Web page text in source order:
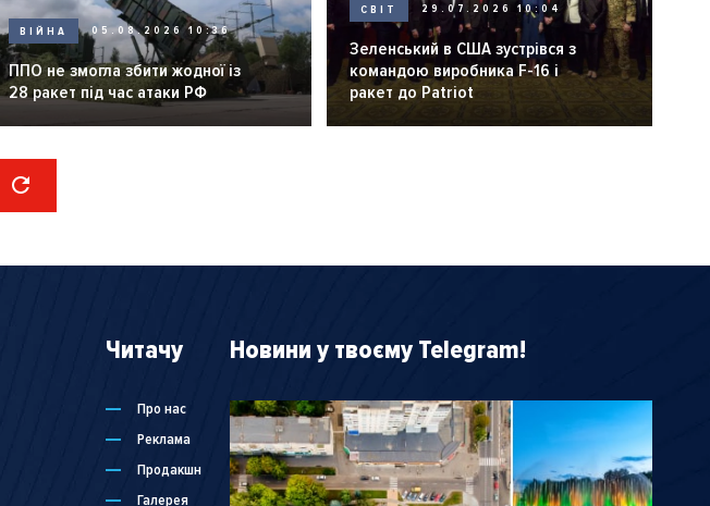
ВІЙНА 05.08.2026 10:36
ППО не змогла збити жодної із
28 ракет під час атаки РФ
СВІТ 29.07.2026 10:04
Зеленський в США зустрівся з
командою виробника F-16 і
ракет до Patriot
Читачу
Про нас
Реклама
Продакшн
Галерея
Новини у твоєму Telegram!